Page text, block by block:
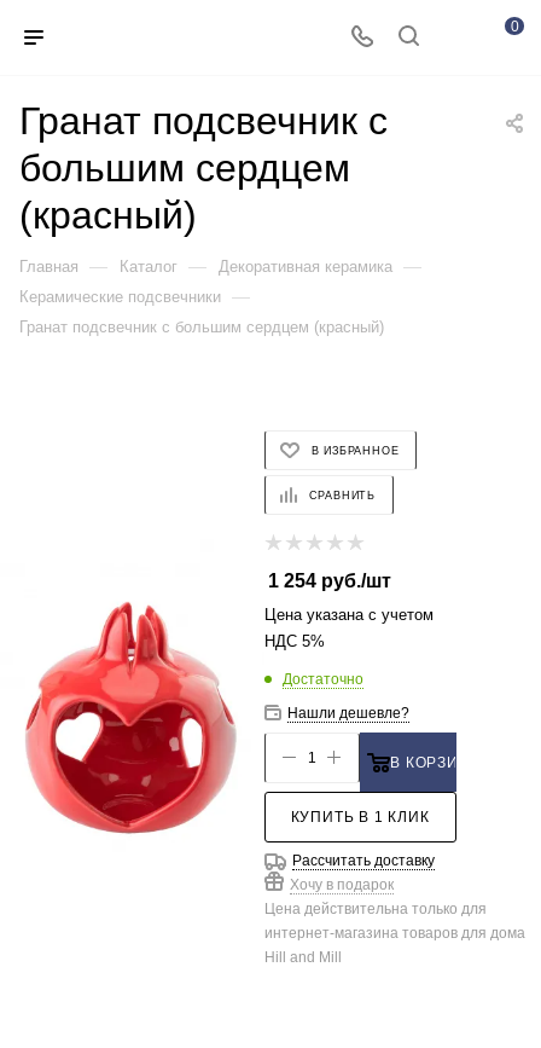
0
Гранат подсвечник с
большим сердцем
(красный)
Главная — Каталог — Декоративная керамика —
Керамические подсвечники —
Гранат подсвечник с большим сердцем (красный)
В ИЗБРАННОЕ
СРАВНИТЬ
1 254руб./шт
Цена указана с учетом
НДС 5%
Достаточно
Нашли дешевле?
В КОРЗИНУ
КУПИТЬ В 1 КЛИК
Рассчитать доставку
Хочу в подарок
Цена действительна только для
интернет-магазина товаров для дома
Hill and Mill